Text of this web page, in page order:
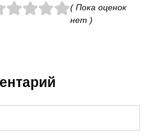
( Пока оценок
нет )